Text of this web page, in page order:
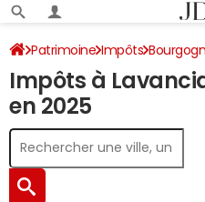
Patrimoine Impôts
Lavancia-Epercy Impôt sur le
Impôts à
en 2025